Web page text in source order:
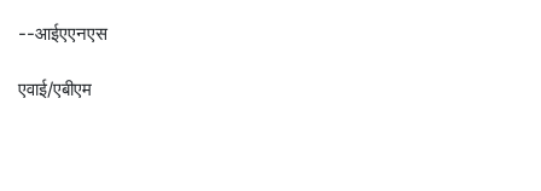
--आईएएनएस
एवाई/एबीएम